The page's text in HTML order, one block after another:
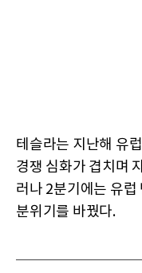
테슬라는 지난해 유
경쟁 심화가 겹치며
러나 2분기에는 유럽
분위기를 바꿨다.